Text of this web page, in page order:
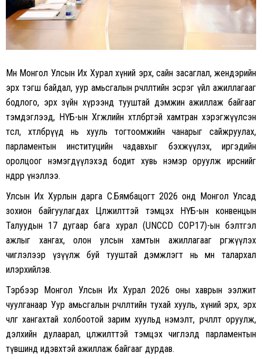
Мөн Монгол Улсын Их Хурал хүний эрх, сайн засаглал, жендэрийн
эрх тэгш байдал, уур амьсгалын өөрчлөлтийн эсрэг үйл ажиллагааг
бодлого, эрх зүйн хүрээнд тууштай дэмжин ажиллаж байгааг
тэмдэглээд, НҮБ-ын Хөгжлийн хөтөлбөртэй хамтран хэрэгжүүлсэн
төсөл, хөтөлбөрүүд нь хууль тогтоомжийн чанарыг сайжруулах,
парламентын институцийн чадавхыг бэхжүүлэх, иргэдийн
оролцоог нэмэгдүүлэхэд бодит хувь нэмэр оруулж ирснийг
өндрөөр үнэллээ.
Улсын Их Хурлын дарга С.Бямбацогт 2026 онд Монгол Улсад
зохион байгуулагдах Цөлжилттэй тэмцэх НҮБ-ын конвенцын
Талуудын 17 дугаар бага хурал (UNCCD COP17)-ын бэлтгэл
ажлыг хангах, олон улсын хамтын ажиллагааг өргөжүүлэх
чиглэлээр үзүүлж буй тууштай дэмжлэгт нь мөн талархал
илэрхийлэв.
Тэрбээр Монгол Улсын Их Хурал 2026 оны хаврын ээлжит
чуулганаар Уур амьсгалын өөрчлөлтийн тухай хууль, хүний эрх, эрх
чөлөөг хангахтай холбоотой зарим хуульд нэмэлт, өөрчлөлт оруулж,
дэлхийн дулаарал, цөлжилттэй тэмцэх чиглэлд парламентын
түвшинд идэвхтэй ажиллаж байгааг дурдав.